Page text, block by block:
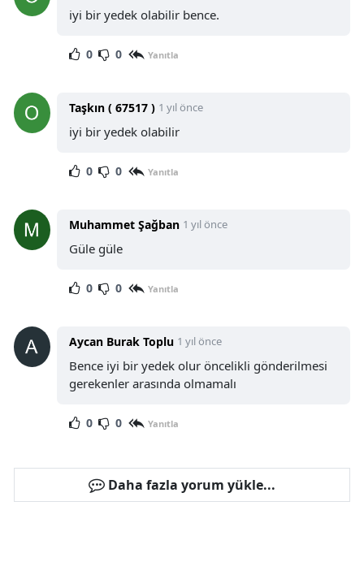
iyi bir yedek olabilir bence.
0 0 Yanıtla
Taşkın ( 67517 ) 1 yıl önce
iyi bir yedek olabilir
0 0 Yanıtla
Muhammet Şağban 1 yıl önce
Güle güle
0 0 Yanıtla
Aycan Burak Toplu 1 yıl önce
Bence iyi bir yedek olur öncelikli gönderilmesi
gerekenler arasında olmamalı
0 0 Yanıtla
Daha fazla yorum yükle...